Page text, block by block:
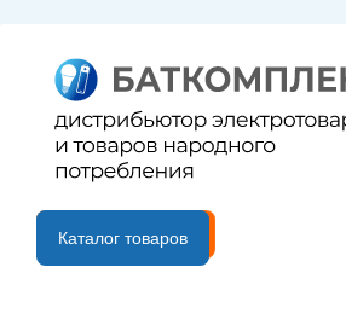
B2B портал
Каталог товаров